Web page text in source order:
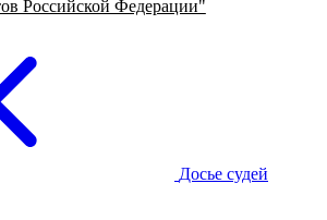
Российской Федерации"
Досье судей